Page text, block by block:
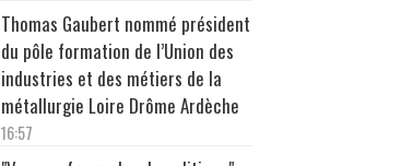
Thomas Gaubert nommé président
du pôle formation de l’Union des
industries et des métiers de la
métallurgie Loire Drôme Ardèche
16:57